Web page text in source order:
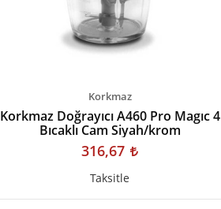
Korkmaz
Korkmaz Doğrayıcı A460 Pro Magıc 4
Bıcaklı Cam Siyah/krom
316,67
Taksitle